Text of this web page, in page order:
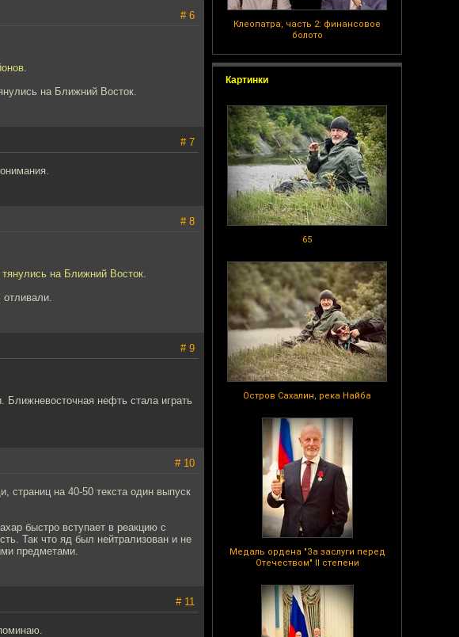
Клеопатра, часть 2: финансовое
болото
Картинки
65
Остров Сахалин, река Найба
Медаль ордена "За заслуги перед
Отечеством" II степени
# 6
на Ближний Восток.
# 7
# 8
на Ближний Восток.
# 9
нефть стала играть
# 10
страниц на 40-50 текста один выпуск
быстро вступает в реакцию с
Так что яд был нейтрализован и не
предметами.
# 11